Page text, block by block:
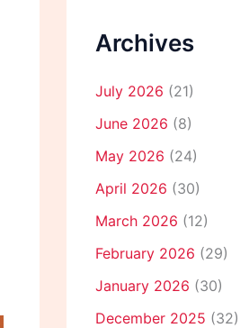
Archives
July 2026 (21)
June 2026 (8)
May 2026 (24)
April 2026 (30)
March 2026 (12)
February 2026 (29)
January 2026 (30)
December 2025 (32)